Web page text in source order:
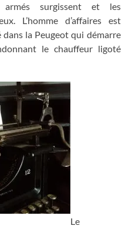
surgissent et les
L’homme d’affaires est
la Peugeot qui démarre
le chauffeur ligoté
Le